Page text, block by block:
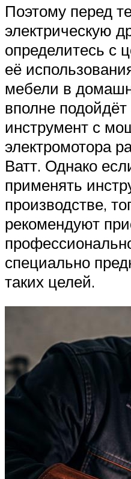
Поэтому перед
электрическую
определитесь с
её
мебели в
вполне
инструмент с
электромотора
Ватт. Однако
применять
производстве,
рекомендуют
специально
таких целей.